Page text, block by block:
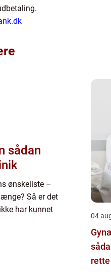
ønskeliste –
Så er det
har kunnet
04